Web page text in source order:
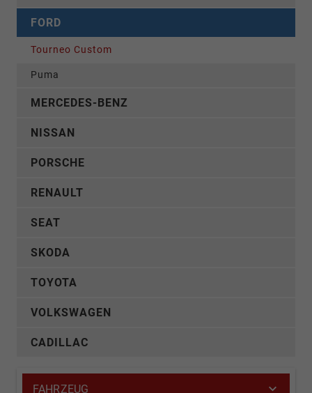
FORD
Tourneo Custom
Puma
MERCEDES-BENZ
NISSAN
PORSCHE
RENAULT
SEAT
SKODA
TOYOTA
VOLKSWAGEN
CADILLAC
FAHRZEUG